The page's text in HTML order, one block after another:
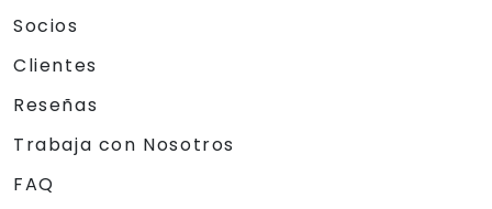
Socios
Clientes
Reseñas
Trabaja con Nosotros
FAQ